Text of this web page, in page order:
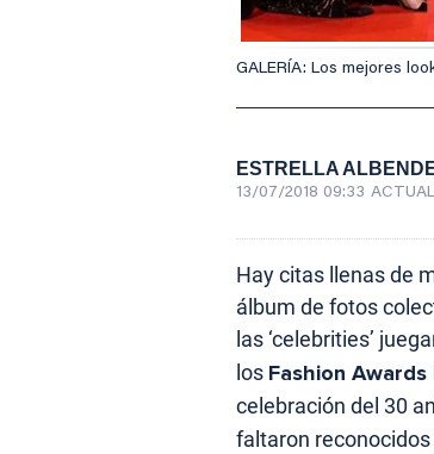
GALERÍA: Los mejores
ESTRELLA
13/07/2018 09:33
Hay citas llenas de
álbum de fotos
las ‘celebrities’
los Fashion
celebración del 30
faltaron